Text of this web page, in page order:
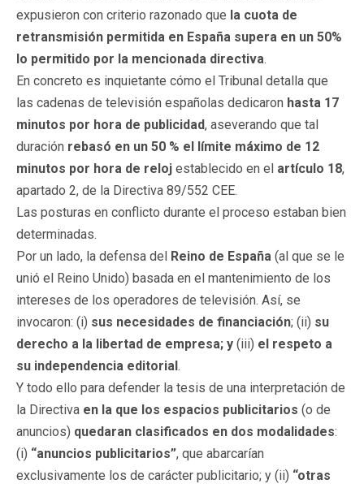
expusieron con criterio razonado que la cuota de
retransmisión permitida en España supera en un 50%
lo permitido por la mencionada directiva.
En concreto es inquietante cómo el Tribunal detalla que
las cadenas de televisión españolas dedicaron hasta 17
minutos por hora de publicidad, aseverando que tal
duración rebasó en un 50 % el límite máximo de 12
minutos por hora de reloj establecido en el artículo 18,
apartado 2, de la Directiva 89/552 CEE.
Las posturas en conflicto durante el proceso estaban bien
determinadas.
Por un lado, la defensa del Reino de España (al que se le
unió el Reino Unido) basada en el mantenimiento de los
intereses de los operadores de televisión. Así, se
invocaron: (i) sus necesidades de financiación; (ii) su
derecho a la libertad de empresa; y (iii) el respeto a
su independencia editorial.
Y todo ello para defender la tesis de una interpretación de
la Directiva en la que los espacios publicitarios (o de
anuncios) quedaran clasificados en dos modalidades:
(i) “anuncios publicitarios”, que abarcarían
exclusivamente los de carácter publicitario; y (ii) “otras